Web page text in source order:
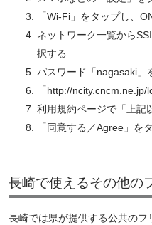
「Wi-Fi」をタップし、
ネットワーク一覧から
択する
パスワード「nagasaki」
「http://
利用規約ページで「上記
「同意する／Agree」を
長崎で使えるその他の
長崎では県が提供する公共の